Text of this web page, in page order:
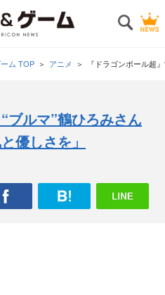
ム TOP アニメ 『ドラゴンボール超
ブルマ”鶴ひろみさん
優しさを」